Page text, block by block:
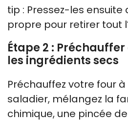
tip : Pressez-les
propre pour retirer tout
Étape 2 :
les ingrédients secs
Préchauffez votre four à
saladier, mélangez la
chimique, une pincée